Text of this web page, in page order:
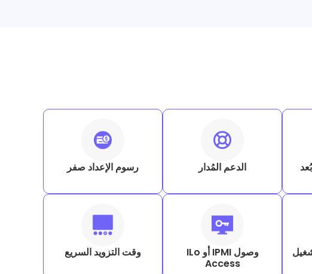
الدعم المُدار رسوم الإعداد صفر
وصول IPMI أو ILo
Access
وقت التزويد السريع